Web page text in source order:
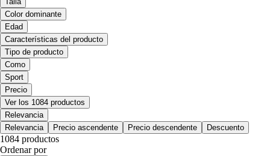
Color dominante
Edad
Características del producto
Tipo de producto
Como
Sport
Precio
Ver los 1084 productos
Relevancia
Relevancia
Precio ascendente Precio descendente Descuento
1084 productos
Ordenar por